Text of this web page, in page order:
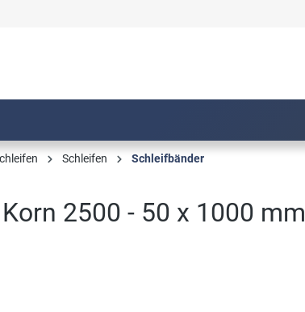
Schleifen Schleifbänder
2500 - 50 x 1000 mm